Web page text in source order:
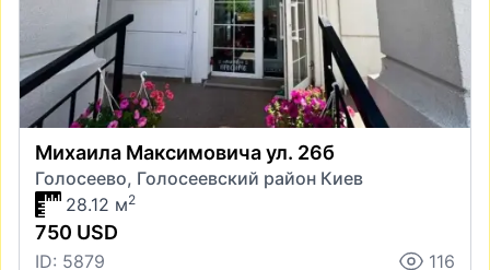
Михаила Максимовича ул. 26б
Голосеево, Голосеевский район Киев
28.12 м2
750 USD
ID: 5879 116